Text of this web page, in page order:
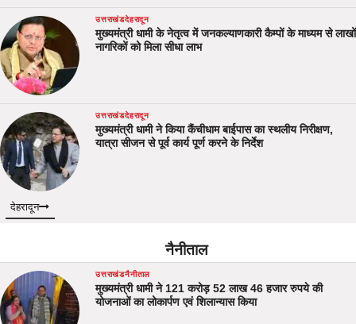
उत्तराखंडदेहरादून
मुख्यमंत्री धामी के नेतृत्व में जनकल्याणकारी कैम्पों के माध्यम से लाखों
नागरिकों को मिला सीधा लाभ
उत्तराखंडदेहरादून
मुख्यमंत्री धामी ने किया कैंचीधाम बाईपास का स्थलीय निरीक्षण,
यात्रा सीजन से पूर्व कार्य पूर्ण करने के निर्देश
देहरादून
नैनीताल
उत्तराखंडनैनीताल
मुख्यमंत्री धामी ने 121 करोड़ 52 लाख 46 हजार रुपये की
योजनाओं का लोकार्पण एवं शिलान्यास किया